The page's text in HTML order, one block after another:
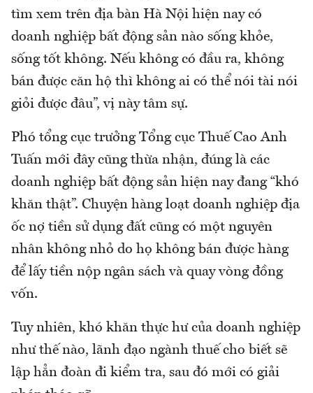
tìm xem trên địa bàn Hà Nội hiện nay có
doanh nghiệp bất động sản nào sống khỏe,
sống tốt không. Nếu không có đầu ra, không
bán được căn hộ thì không ai có thể nói tài nói
giỏi được đâu”, vị này tâm sự.
Phó tổng cục trưởng Tổng cục Thuế Cao Anh
Tuấn mới đây cũng thừa nhận, đúng là các
doanh nghiệp bất động sản hiện nay đang “khó
khăn thật”. Chuyện hàng loạt doanh nghiệp địa
ốc nợ tiền sử dụng đất cũng có một nguyên
nhân không nhỏ do họ không bán được hàng
để lấy tiền nộp ngân sách và quay vòng đồng
vốn.
Tuy nhiên, khó khăn thực hư của doanh nghiệp
như thế nào, lãnh đạo ngành thuế cho biết sẽ
lập hẳn đoàn đi kiểm tra, sau đó mới có giải